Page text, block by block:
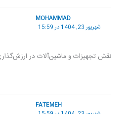
MOHAMMAD
شهریور 23, 1404 در 15:59
نقش تجهیزات و ماشین‌آلات در
FATEMEH